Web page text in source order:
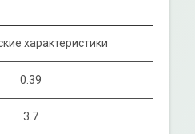
характеристики
0.39
3.7